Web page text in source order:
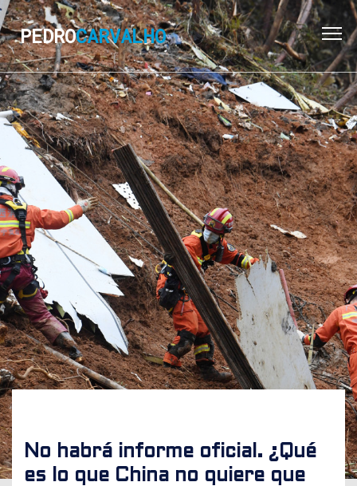
PEDROCARVALHO
No habrá informe oficial. ¿Qué
es lo que China no quiere que